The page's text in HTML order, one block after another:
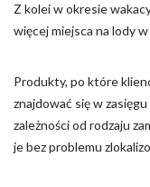
Z kolei w okresie
więcej miejsca na lody
Produkty, po które
znajdować się w
zależności od rodzaju
je bez problemu